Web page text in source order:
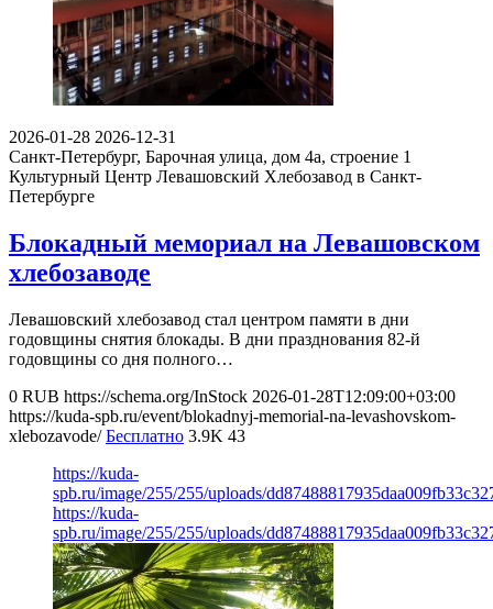
2026-01-28 2026-12-31
Санкт-Петербург, Барочная улица, дом 4а, строение 1
Культурный Центр Левашовский Хлебозавод в Санкт-
Петербурге
Блокадный мемориал на Левашовском
хлебозаводе
Левашовский хлебозавод стал центром памяти в дни
годовщины снятия блокады. В дни празднования 82-й
годовщины со дня полного…
0 RUB https://schema.org/InStock 2026-01-28T12:09:00+03:00
https://kuda-spb.ru/event/blokadnyj-memorial-na-levashovskom-
xlebozavode/ Бесплатно 3.9K 43
https://kuda-
spb.ru/image/255/255/uploads/
https://kuda-
spb.ru/image/255/255/uploads/